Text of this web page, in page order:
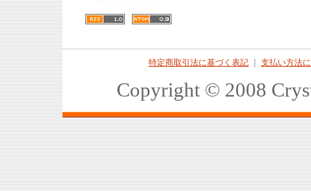
特定商取引法に基づく表記 支払い方法
Copyright © 2008